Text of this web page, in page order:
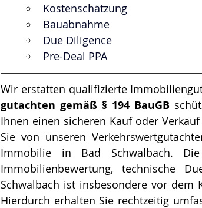
Kostenschätzung
Bauabnahme
Due Diligence
Pre-Deal PPA
Wir erstatten qualifizierte
gut­ach­ten gemäß § 194 BauGB
Ihnen einen sicheren Kauf oder
Sie von unseren
Immobilie in Bad Schwalbach.
Immobilienbewertung, technische
Schwalbach ist insbesondere vor dem
Hierdurch erhalten Sie rechtzeitig